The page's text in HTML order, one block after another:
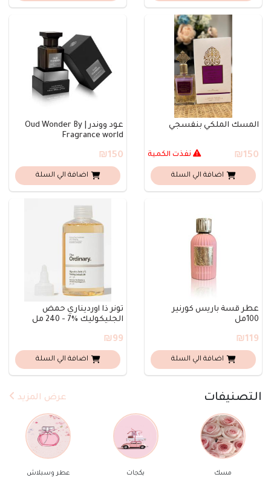
المسك الملكي بنفسجي
₪150 نفذت الكمية
اضافة الي السلة
عود ووندر | Oud Wonder By
Fragrance world
₪150
اضافة الي السلة
عطر قسة باريس كورنير
100مل
₪119
اضافة الي السلة
تونر ذا أورديناري حمض
الجليكوليك %7 - 240 مل
₪99
اضافة الي السلة
التصنيفات عرض المزيد
مسك بكجات عطر وسبلاش